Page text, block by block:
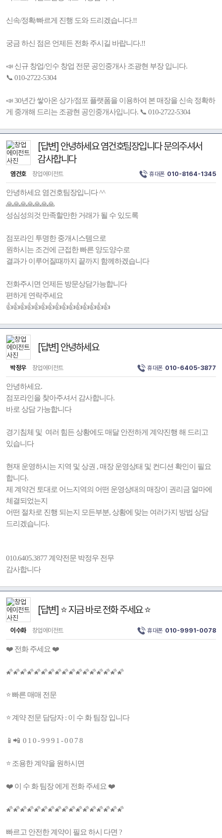
신속/정확/빠르게 진행 도와 드리겠습니다.!!
궁금 하신 점은 언제든 전화 주시길 바랍니다.!!
📣 신규 창업/인수 창업 전문 공인중개사 조광현 부장 입니다.
📞 010-2722-5304
📣 30년간 쌓아온 상가/점포 플랫폼을 이용하여 본 매장을 신속 정확하
게 중개해 드리는 조광현 공인중개사입니다. 📞 010-2722-5304
[답변] 안녕하세요 염건호팀장입니다 문의주셔서
감사합니다
염건호 창업에이전트 휴대폰 010-8164-1345
안녕하세요 염건호팀장입니다 ^^
🙏🙏🙏🙏🙏🙏🙏
성심성의것 만족할만한 거래가 될 수 있도록
점포라인 투명한 중개시스템으로
원하시는 조건에 근접한 빠른 양도양수로
결과가 이루어질때까지 끝까지 함께하겠습니다
전화주시면 언제든 방문상담가능합니다
편하게 연락주세요
👍👍👍👍👍👍👍👍👍👍👍👍👍👍👍
[답변] 안녕하세요
박정우 창업에이전트 휴대폰 010-6405-3877
안녕하세요.
점포라인을 찾아주셔서 감사합니다.
바로 상담 가능합니다
경기침체 및 여러 힘든 상황에도 매달 안전하게 계약진행 해 드리고
있습니다
현재 운영하시는 지역 및 상권 , 매장 운영상태 및 컨디션 확인이 필요
합니다.
제 계약건 토대로 어느지역의 어떤 운영상태의 매장이 권리금 얼마에
체결되었는지
어떤 절차로 진행 되는지 모든부분, 상황에 맞는 여러가지 방법 상담
드리겠습니다.
010.6405.3877 계약전문 박정우 전무
감사합니다
[답변] ⭐ 지금 바로 전화 주세요 ⭐
이수화 창업에이전트 휴대폰 010-9991-0078
❤️ 전화 주세요 ❤️
🌠🌠🌠🌠🌠🌠🌠🌠🌠🌠🌠🌠🌠🌠🌠🌠🌠
⭐ 빠른 매매 전문
⭐ 계약 전문 담당자 : 이 수 화 팀장 입니다
📱📲 0 1 0 - 9 9 9 1 - 0 0 7 8
⭐ 조용한 계약을 원하시면
❤️ 이 수 화 팀장 에게 전화 주세요 ❤️
🌠🌠🌠🌠🌠🌠🌠🌠🌠🌠🌠🌠🌠🌠🌠🌠🌠
빠르고 안전한 계약이 필요 하시 다면 ?